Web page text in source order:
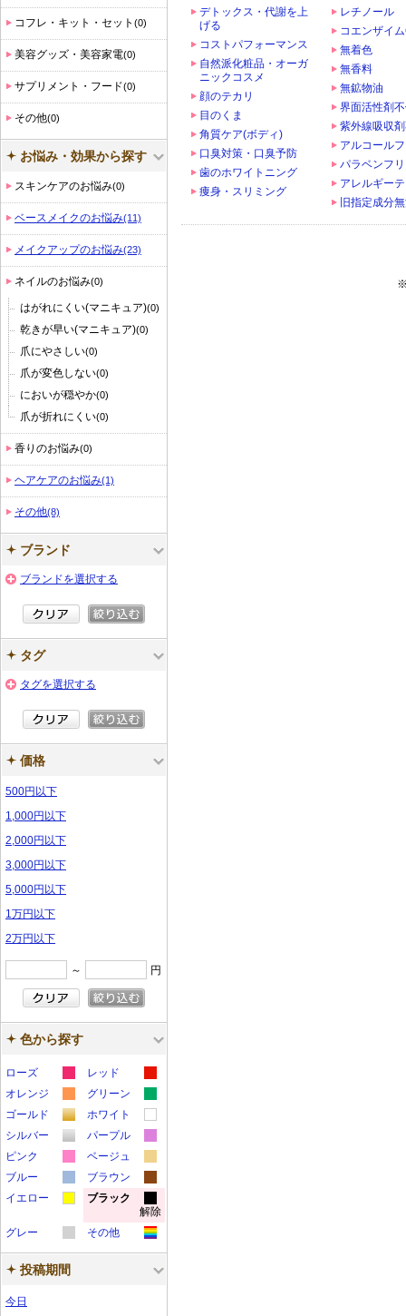
デトックス・代謝を上
げる
コストパフォーマンス
自然派化粧品・オーガ
ニックコスメ
顔のテカリ
目のくま
角質ケア(ボディ)
口臭対策・口臭予防
歯のホワイトニング
痩身・スリミング
レチノール
コエンザイ
無着色
無香料
無鉱物油
界面活性剤
紫外線吸収
アルコール
パラベンフ
アレルギー
旧指定成分
※
コフレ・キット・セット (0)
美容グッズ・美容家電(0)
サプリメント・フード(0)
その他(0)
お悩み・効果から探す
スキンケアのお悩み(0)
ベースメイクのお悩み(11)
メイクアップのお悩み(23)
ネイルのお悩み(0)
はがれにくい(マニキュア)(0)
乾きが早い(マニキュア)(0)
爪にやさしい(0)
爪が変色しない(0)
においが穏やか(0)
爪が折れにくい(0)
香りのお悩み(0)
ヘアケアのお悩み(1)
その他(8)
ブランド
ブランドを選択する
タグ
タグを選択する
価格
500円以下
1,000円以下
2,000円以下
3,000円以下
5,000円以下
1万円以下
2万円以下
～ 円
色から探す
ローズ
カ
ラ
レッド
カ
ラ
ル
オレンジ
カ
ラ
ル
グリーン
カ
ラ
プ
ル
ゴールド
カ
ラ
プ
ル
ホワイト
カ
ラ
ン
プ
シルバー
カ
ラ
ー
ン
プ
パープル
カ
ラ
サ
ン
ピンク
カ
ラ
サ
ン
ベージュ
カ
ラ
ー
サ
ブルー
カ
ー
ブラウン
カ
ラ
ー
イエロー
ラ
ブラック
カ
ラ
解除
グレー
カ
ラ
その他
カ
ラ
投稿期間
今日